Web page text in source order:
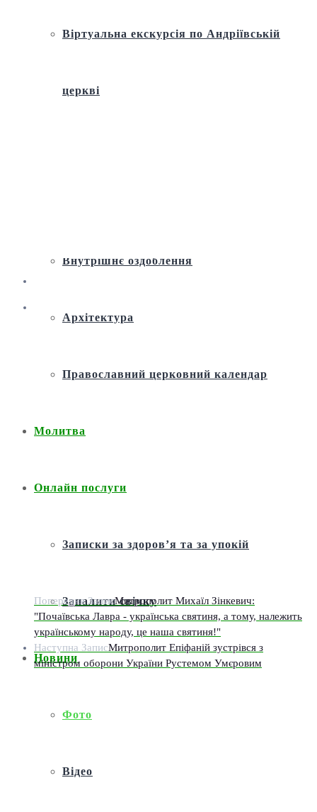
Віртуальна екскурсія по Андріївській
церкві
Внутрішнє оздоблення
Архітектура
Православний церковний календар
Молитва
Онлайн послуги
Записки за здоров’я та за упокій
Запалити свічку
Новини
Фото
Відео
Попередня ЗаписМитрополит Михаїл Зінкевич:
"Почаївська Лавра - українська святиня, а тому, належить
українському народу, це наша святиня!"
Наступна ЗаписМитрополит Епіфаній зустрівся з
міністром оборони України Рустемом Умєровим